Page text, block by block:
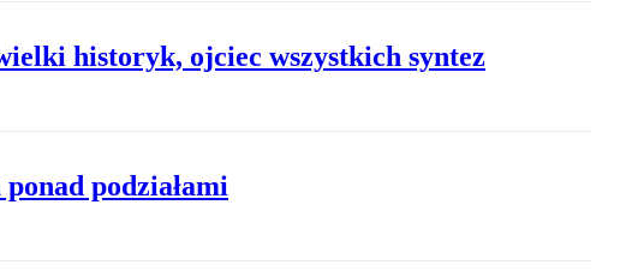
historyk, ojciec wszystkich syntez
podziałami